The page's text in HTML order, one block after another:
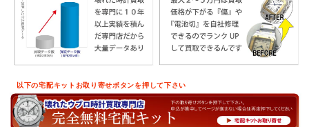
以下の宅配キットお取り寄せボタンを押して下さい